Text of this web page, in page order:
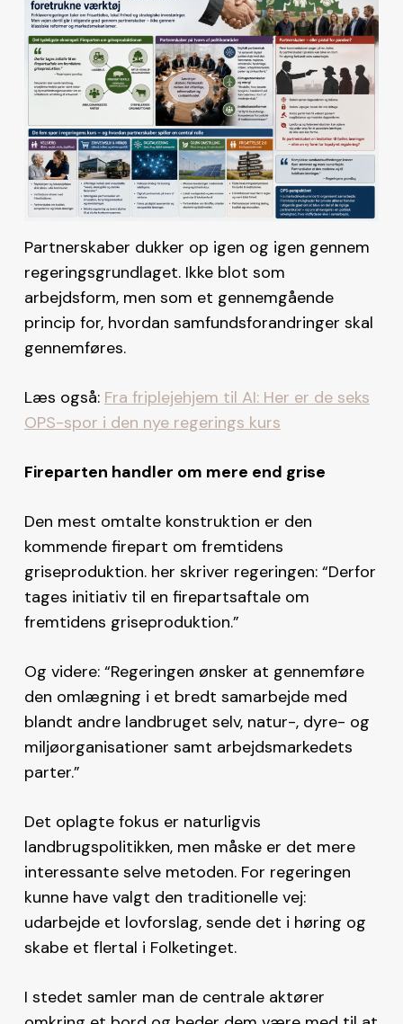
Partnerskaber dukker op igen og igen gennem
regeringsgrundlaget. Ikke blot som
arbejdsform, men som et gennemgående
princip for, hvordan samfundsforandringer skal
gennemføres.
Læs også: Fra friplejehjem til AI: Her er de seks
OPS-spor i den nye regerings kurs
Fireparten handler om mere end grise
Den mest omtalte konstruktion er den
kommende firepart om fremtidens
griseproduktion. her skriver regeringen: “Derfor
tages initiativ til en firepartsaftale om
fremtidens griseproduktion.”
Og videre: “Regeringen ønsker at gennemføre
den omlægning i et bredt samarbejde med
blandt andre landbruget selv, natur-, dyre- og
miljøorganisationer samt arbejdsmarkedets
parter.”
Det oplagte fokus er naturligvis
landbrugspolitikken, men måske er det mere
interessante selve metoden. For regeringen
kunne have valgt den traditionelle vej:
udarbejde et lovforslag, sende det i høring og
skabe et flertal i Folketinget.
I stedet samler man de centrale aktører